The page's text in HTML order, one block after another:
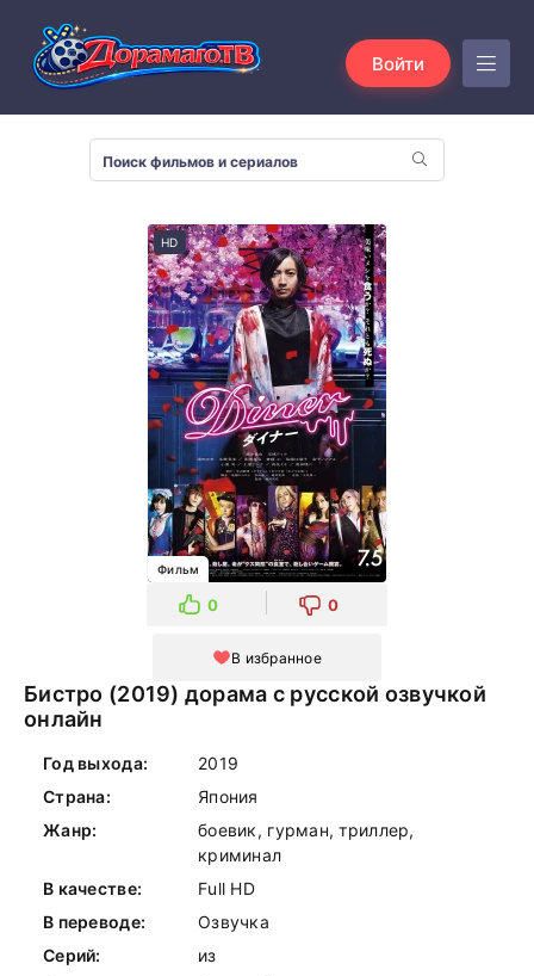
Войти
HD
Фильм
0 0
В избранное
Бистро (2019) дорама с русской озвучкой
онлайн
Год выхода:
2019
Страна:
Япония
Жанр:
боевик, гурман, триллер,
криминал
В качестве:
Full HD
В переводе:
Озвучка
Серий:
из